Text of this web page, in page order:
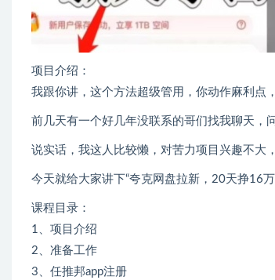
项目介绍：
我跟你讲，这个方法超级管用，你动作麻利点
前几天有一个好几年没联系的哥们找我聊天，
说实话，我这人比较懒，对苦力项目兴趣不大
今天就给大家讲下“夸克网盘拉新，20天挣16
课程目录：
1、项目介绍
2、准备工作
3、任推邦app注册